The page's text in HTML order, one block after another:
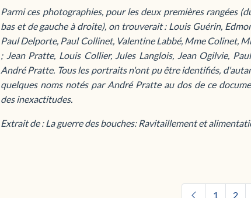
Parmi ces photographies, pour les deux premières rangées
bas et de gauche à droite), on trouverait : Louis Guérin,
Paul Delporte, Paul Collinet, Valentine Labbé, Mme Colinet,
; Jean Pratte, Louis Collier, Jules Langlois, Jean Ogilvie,
André Pratte. Tous les portraits n'ont pu être identifiés,
quelques noms notés par André Pratte au dos de ce
des inexactitudes.
Extrait de : La guerre des bouches: Ravitaillement et
1 2